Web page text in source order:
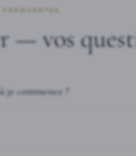
vos
commence ?